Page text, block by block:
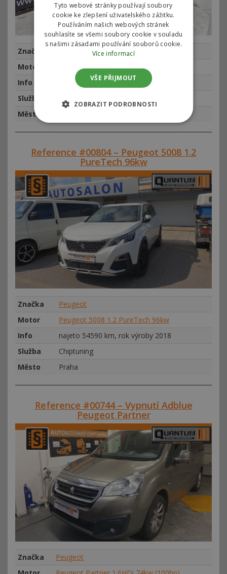
Značka
Motor
Peugeot 508 2.0HDiBlue 132kw (180hp)
Info
najeto 4522 km, rok výroby 2017
Služba
Chiptuning
Město
Reference #00804 – Peugeot 5008 1.2
PureTech 96kw
Značka
Peugeot
Motor
Peugeot 5008 1.2 PureTech 96kw
Info
najeto 54590 km, rok výroby 2018
Služba
Chiptuning
Město
Praha
Reference #00744 – Vypnutí Adblue
Peugeot Partner
Značka
Peugeot
Tyto webové stránky používají soubory
cookie ke zlepšení uživatelského zážitku.
Používáním našich webových stránek
souhlasíte se všemi soubory cookie v souladu
s našimi zásadami používání souborů cookie.
Více informací
VŠE PŘIJMOUT
ZOBRAZIT PODROBNOSTI